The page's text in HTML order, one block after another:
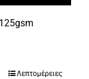
Λεπτομέρειες